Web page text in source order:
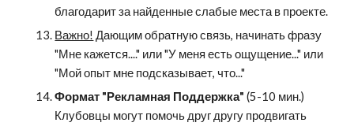
благодарит за найденные слабые места в проекте.
Важно! Дающим обратную связь, начинать фразу
"Мне кажется...." или "У меня есть ощущение..." или
"Мой опыт мне подсказывает, что..."
Формат "Рекламная Поддержка" (5-10 мин.)
Клубовцы могут помочь друг другу продвигать